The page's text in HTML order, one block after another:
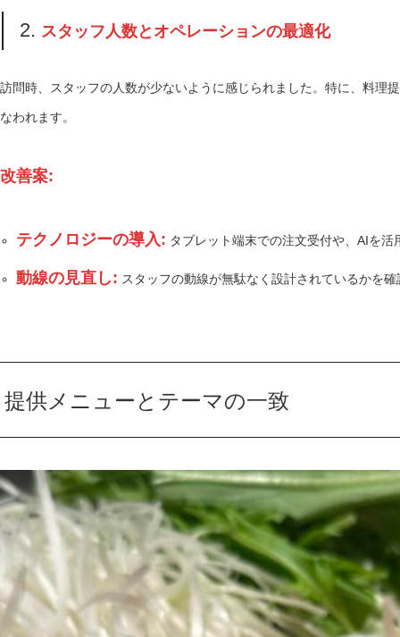
2. スタッフ人数とオペレーションの最適化
訪問時、スタッフの人数が少ないように感じられました。特に、料理
なわれます。
改善案:
テクノロジーの導入: タブレット端末での注文受付や、AIを活
動線の見直し: スタッフの動線が無駄なく設計されているかを
提供メニューとテーマの一致